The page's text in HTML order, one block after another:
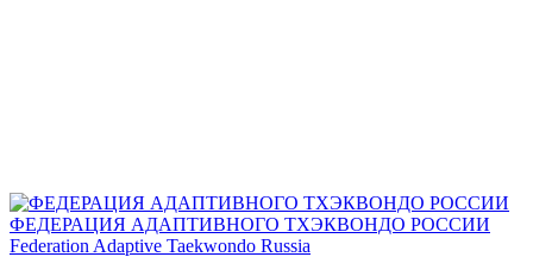
ФЕДЕРАЦИЯ АДАПТИВНОГО ТХЭКВОНДО РОССИИ
Federation Adaptive Taekwondo Russia